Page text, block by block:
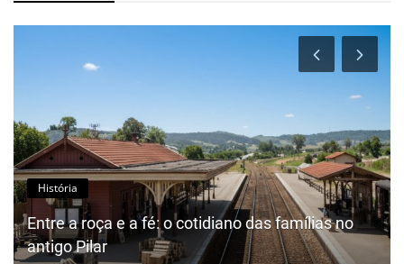
História
Entre a roça e a fé: o cotidiano das famílias no
antigo Pilar